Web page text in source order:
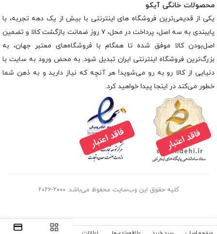
محصولات خانگی آیکو
یکی از قدیمی‌ترین فروشگاه های اینترنتی با بیش از یک دهه تجربه، با
پایبندی به سه اصل، پرداخت در محل، ۷ روز ضمانت بازگشت کالا و تضمین
اصل‌بودن کالا موفق شده تا همگام با فروشگاه‌های معتبر جهان، به
بزرگ‌ترین فروشگاه اینترنتی ایران تبدیل شود. به محض ورود به سایت با
دنیایی از کالا رو به رو می‌شوید! هر آنچه که نیاز دارید و به ذهن شما
خطور می‌کند در اینجا پیدا خواهید کرد.
کلیه حقوق این وب‌سایت محفوظ می‌باشد. ۲۰۰۰-۲۰۲۶